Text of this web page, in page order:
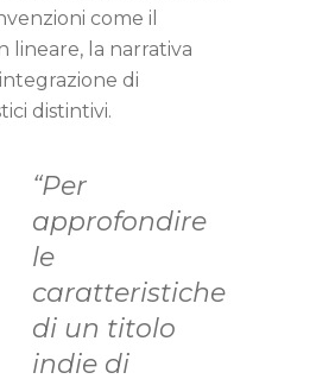
come il
lineare, la narrativa
di
distintivi.
“Per
approfondire
le
caratteristiche
di un titolo
indie di